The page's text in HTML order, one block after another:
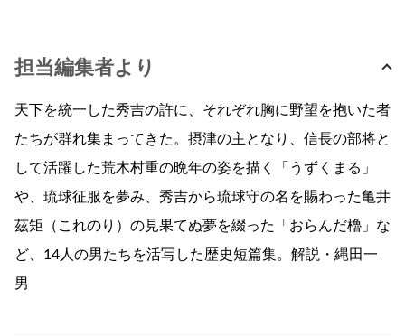
担当編集者より
天下を統一した秀吉の許に、それぞれ胸に野望を抱いた者
たちが群れ集まってきた。摂津の主となり、信長の部将と
して活躍した荒木村重の晩年の姿を描く「うずくまる」
や、琉球征服を夢み、秀吉から琉球守の名を賜わった亀井
茲矩（これのり）の見果てぬ夢を綴った「おらんだ櫓」な
ど、14人の男たちを活写した歴史短篇集。解説・縄田一
男